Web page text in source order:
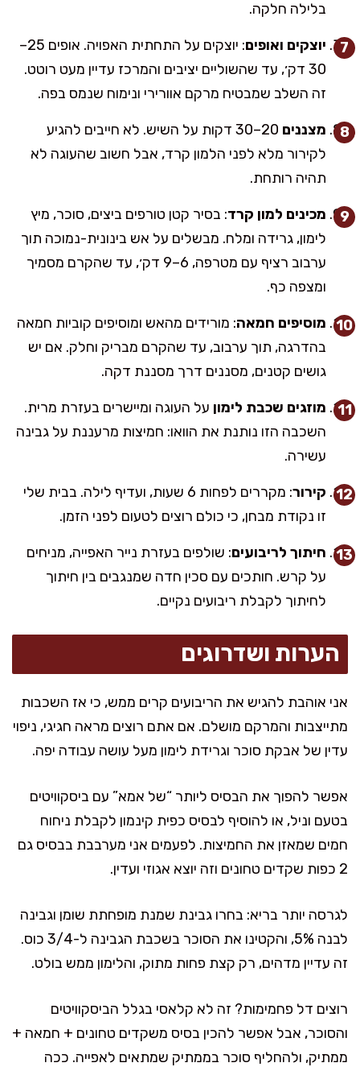
בלילה חלקה.
יוצקים ואופים
: יוצקים על התחתית האפויה. אופים 25–
30 דק׳, עד שהשוליים יציבים והמרכז עדיין מעט רוטט.
זה השלב שמבטיח מרקם אוורירי ונימוח שנמס בפה.
מצננים
20–30 דקות על השיש. לא חייבים להגיע
לקירור מלא לפני הלמון קרד, אבל חשוב שהעוגה לא
תהיה רותחת.
מכינים למון קרד: בסיר קטן טורפים ביצים, סוכר, מיץ
לימון, גרידה ומלח. מבשלים על אש בינונית-נמוכה תוך
ערבוב רציף עם מטרפה, 6–9 דק׳, עד שהקרם מסמיך
ומצפה כף.
מוסיפים חמאה: מורידים מהאש ומוסיפים קוביות חמאה
בהדרגה, תוך ערבוב, עד שהקרם מבריק וחלק. אם יש
גושים קטנים, מסננים דרך מסננת דקה.
מוזגים שכבת לימון על העוגה ומיישרים בעזרת מרית.
השכבה הזו נותנת את הוואו: חמיצות מרעננת על גבינה
עשירה.
קירור
: מקררים לפחות 6 שעות, ועדיף לילה. בבית שלי
זו נקודת מבחן, כי כולם רוצים לטעום לפני הזמן.
חיתוך לריבועים: שולפים בעזרת נייר האפייה, מניחים
על קרש. חותכים עם סכין חדה שמנגבים בין חיתוך
לחיתוך לקבלת ריבועים נקיים.
הערות ושדרוגים
אני אוהבת להגיש את הריבועים קרים ממש, כי אז השכבות
מתייצבות והמרקם מושלם. אם אתם רוצים מראה חגיגי, ניפוי
עדין של אבקת סוכר וגרידת לימון מעל עושה עבודה יפה.
אפשר להפוך את הבסיס ליותר “של אמא” עם ביסקוויטים
בטעם וניל, או להוסיף לבסיס כפית קינמון לקבלת ניחוח
חמים שמאזן את החמיצות. לפעמים אני מערבבת בבסיס גם
2 כפות שקדים טחונים וזה יוצא אגוזי ועדין.
לגרסה יותר בריא: בחרו גבינת שמנת מופחתת שומן וגבינה
לבנה 5%, והקטינו את הסוכר בשכבת הגבינה ל-3/4 כוס.
זה עדיין מדהים, רק קצת פחות מתוק, והלימון ממש בולט.
רוצים דל פחמימות? זה לא קלאסי בגלל הביסקוויטים
והסוכר, אבל אפשר להכין בסיס משקדים טחונים + חמאה +
ממתיק, ולהחליף סוכר בממתיק שמתאים לאפייה. ככה